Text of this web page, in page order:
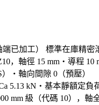
端已加工） 標準在庫精密
，軸徑 15 mm・導程 10
・軸向間隙 0（預壓）
5.13 kN・基本靜額定負
mm 級（代碼 10），軸